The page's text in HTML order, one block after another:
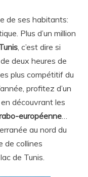
de ses habitants:
Plus d’un million
, c’est dire si
deux heures de
plus compétitif du
profitez d’un
découvrant les
européenne…
au nord du
de collines
de Tunis.